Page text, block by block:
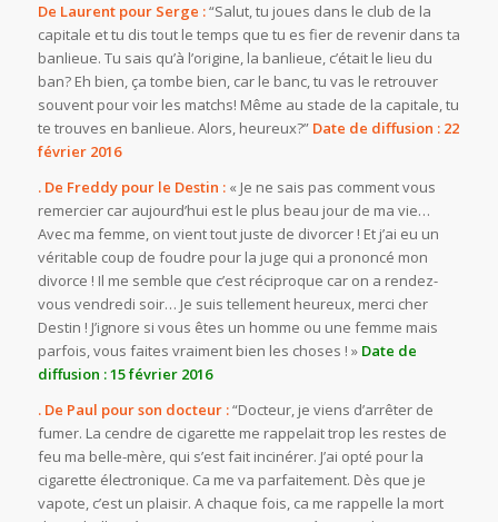
De Laurent pour Serge :“Salut, tu joues dans le club de la
capitale et tu dis tout le temps que tu es fier de revenir dans ta
banlieue. Tu sais qu’à l’origine, la banlieue, c’était le lieu du
ban? Eh bien, ça tombe bien, car le banc, tu vas le retrouver
souvent pour voir les matchs! Même au stade de la capitale, tu
te trouves en banlieue. Alors, heureux?” Date de diffusion : 22
février 2016
. De Freddy pour le Destin :« Je ne sais pas comment vous
remercier car aujourd’hui est le plus beau jour de ma vie…
Avec ma femme, on vient tout juste de divorcer ! Et j’ai eu un
véritable coup de foudre pour la juge qui a prononcé mon
divorce ! Il me semble que c’est réciproque car on a rendez-
vous vendredi soir… Je suis tellement heureux, merci cher
Destin ! J’ignore si vous êtes un homme ou une femme mais
parfois, vous faites vraiment bien les choses ! » Date de
diffusion : 15 février 2016
. De Paul pour son docteur :“Docteur, je viens d’arrêter de
fumer. La cendre de cigarette me rappelait trop les restes de
feu ma belle-mère, qui s’est fait incinérer. J’ai opté pour la
cigarette électronique. Ca me va parfaitement. Dès que je
vapote, c’est un plaisir. A chaque fois, ca me rappelle la mort